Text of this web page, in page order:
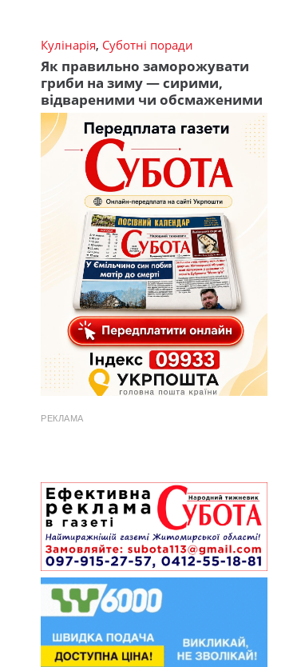
Кулінарія, Суботні поради
Як правильно заморожувати
гриби на зиму — сирими,
відвареними чи обсмаженими
РЕКЛАМА